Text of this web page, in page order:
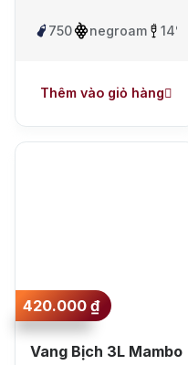
750ml negroamaro14%
Thêm vào giỏ hàng
420.000₫
Vang Bịch 3L Mambo